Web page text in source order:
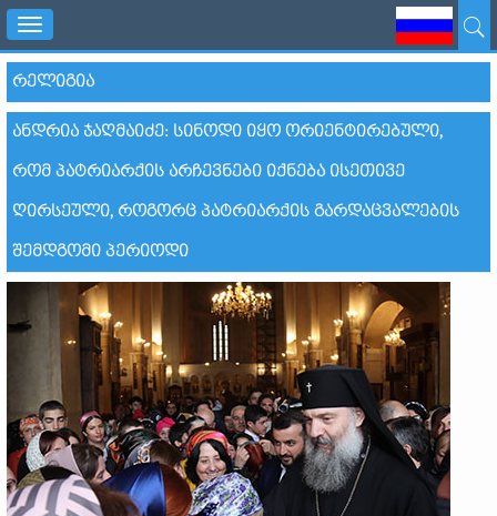
Toggle
navigation
ᲠᲔᲚᲘᲒᲘᲐ
ᲐᲜᲓᲠᲘᲐ ᲯᲐᲦᲛᲐᲘᲫᲔ: ᲡᲘᲜᲝᲓᲘ ᲘᲧᲝ ᲝᲠᲘᲔᲜᲢᲘᲠᲔᲑᲣᲚᲘ,
ᲠᲝᲛ ᲞᲐᲢᲠᲘᲐᲠᲥᲘᲡ ᲐᲠᲩᲔᲕᲜᲔᲑᲘ ᲘᲥᲜᲔᲑᲐ ᲘᲡᲔᲗᲘᲕᲔ
ᲦᲘᲠᲡᲔᲣᲚᲘ, ᲠᲝᲒᲝᲠᲪ ᲞᲐᲢᲠᲘᲐᲠᲥᲘᲡ ᲒᲐᲠᲓᲐᲪᲕᲐᲚᲔᲑᲘᲡ
ᲨᲔᲛᲓᲒᲝᲛᲘ ᲞᲔᲠᲘᲝᲓᲘ